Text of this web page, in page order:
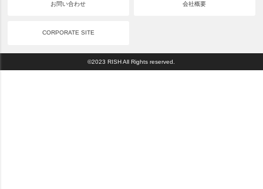
お問い合わせ 会社概要
CORPORATE SITE
©2023 RISH All Rights reserved.